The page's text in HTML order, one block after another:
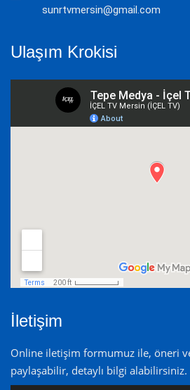
sunrtvmersin@gmail.com
Ulaşım Krokisi
İletişim
Online iletişim formumuz ile, öneri
paylaşabilir, detaylı bilgi alabilirsiniz.